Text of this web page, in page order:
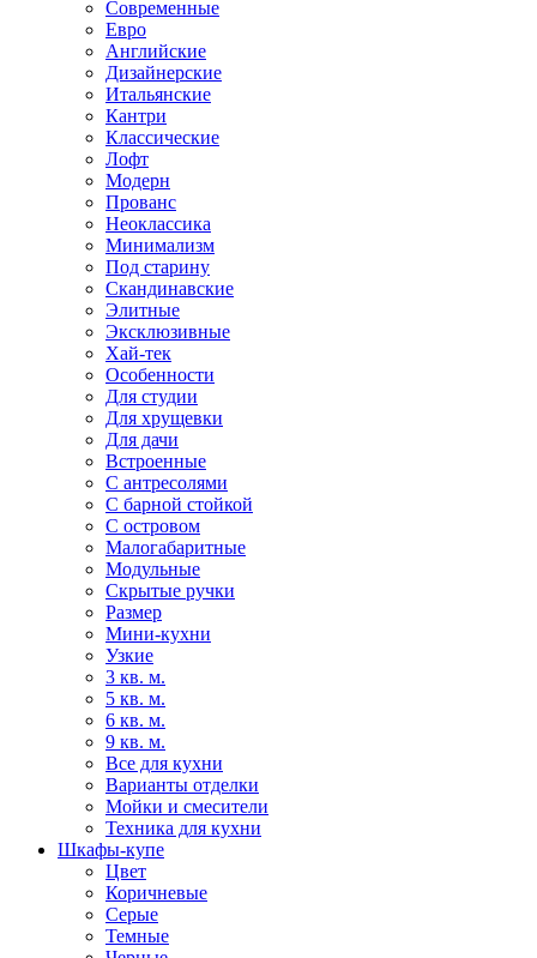
Современные
Евро
Английские
Дизайнерские
Итальянские
Кантри
Классические
Лофт
Модерн
Прованс
Неоклассика
Минимализм
Под старину
Скандинавские
Элитные
Эксклюзивные
Хай-тек
Особенности
Для студии
Для хрущевки
Для дачи
Встроенные
С антресолями
С барной стойкой
С островом
Малогабаритные
Модульные
Скрытые ручки
Размер
Мини-кухни
Узкие
3 кв. м.
5 кв. м.
6 кв. м.
9 кв. м.
Все для кухни
Варианты отделки
Мойки и смесители
Техника для кухни
Шкафы-купе
Цвет
Коричневые
Серые
Темные